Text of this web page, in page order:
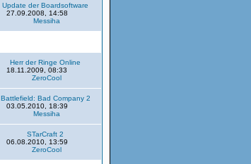
Update der Boardsoftware
27.09.2008, 14:58
Messiha
Herr der Ringe Online
18.11.2009, 08:33
ZeroCool
Battlefield: Bad Company 2
03.05.2010, 18:39
Messiha
STarCraft 2
06.08.2010, 13:59
ZeroCool